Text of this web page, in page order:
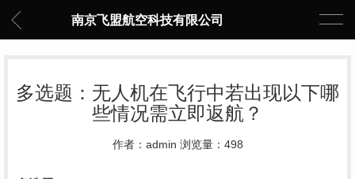
南京飞盟航空科技有限公司
多选题：无人机在飞行中若出现以下哪
些情况需立即返航？
作者：admin 浏览量：498